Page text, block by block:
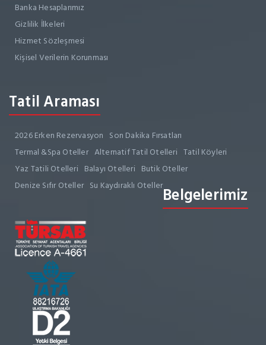
Banka Hesaplarımız
Gizlilik İlkeleri
Hizmet Sözleşmesi
Kişisel Verilerin Korunması
Tatil Araması
2026 Erken Rezervasyon Son Dakika Fırsatları
Termal &Spa Oteller Alternatif Tatil Otelleri Tatil Köyleri
Yaz Tatili Otelleri Balayı Otelleri Butik Oteller
Denize Sıfır Oteller Su Kaydıraklı OtellerBelgelerimiz